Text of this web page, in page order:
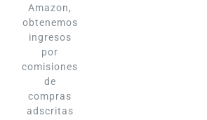
Amazon,
obtenemos
ingresos
por
comisiones
de
compras
adscritas